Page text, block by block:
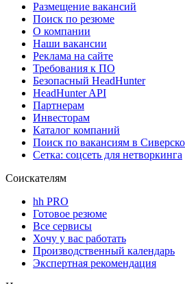
Размещение вакансий
Поиск по резюме
О компании
Наши вакансии
Реклама на сайте
Требования к ПО
Безопасный HeadHunter
HeadHunter API
Партнерам
Инвесторам
Каталог компаний
Поиск по вакансиям в
Сетка: соцсеть для нетворкинга
Соискателям
hh PRO
Готовое резюме
Все сервисы
Хочу у вас работать
Производственный календарь
Экспертная рекомендация